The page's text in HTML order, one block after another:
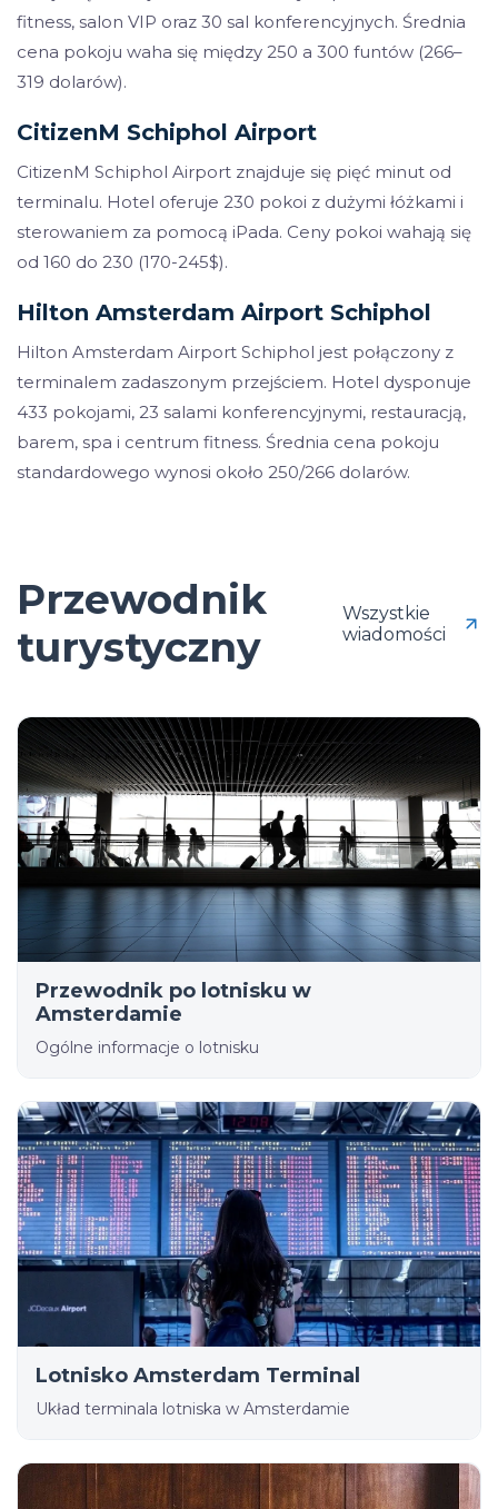
fitness, salon VIP oraz 30 sal konferencyjnych. Średnia
cena pokoju waha się między 250 a 300 funtów (266–
319 dolarów).
CitizenM Schiphol Airport
CitizenM Schiphol Airport znajduje się pięć minut od
terminalu. Hotel oferuje 230 pokoi z dużymi łóżkami i
sterowaniem za pomocą iPada. Ceny pokoi wahają się
od 160 do 230 (170-245$).
Hilton Amsterdam Airport Schiphol
Hilton Amsterdam Airport Schiphol jest połączony z
terminalem zadaszonym przejściem. Hotel dysponuje
433 pokojami, 23 salami konferencyjnymi, restauracją,
barem, spa i centrum fitness. Średnia cena pokoju
standardowego wynosi około 250/266 dolarów.
Przewodnik
turystyczny
Wszystkie
wiadomości
Przewodnik po lotnisku w
Amsterdamie
Ogólne informacje o lotnisku
Lotnisko Amsterdam Terminal
Układ terminala lotniska w Amsterdamie